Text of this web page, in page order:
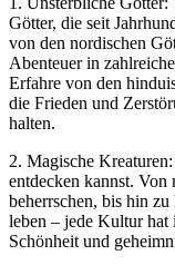
Götter, die seit
von den nordischen
Abenteuer in
Erfahre von den
die Frieden und
halten.
2. Magische
entdecken kannst. Von
beherrschen, bis hin
leben – jede Kultur hat
Schönheit und